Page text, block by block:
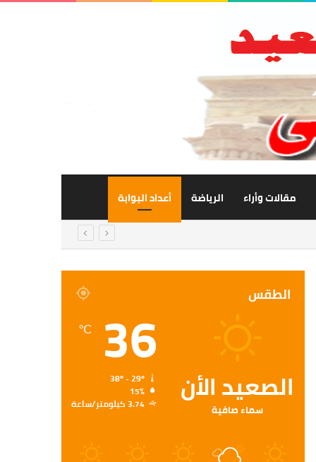
مقالات وأراء الرياضة أعداد البوابة
الطقس
الصعيد الأن
سماء صافية
36
℃
15%
3.74 كيلومتر/ساعة